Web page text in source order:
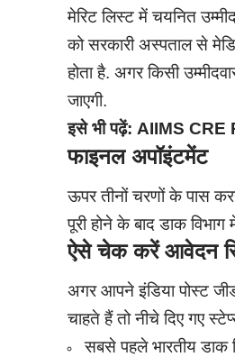
मेरिट लिस्ट में चयनित
को सरकारी अस्पताल से
होता है. अगर किसी
जाएगी.
इसे भी पढ़ें:AIIMS CRE
फाइनल अपॉइंटमेंट
ऊपर तीनों चरणों के पास
पूरी होने के बाद डाक विभाग
ऐसे चेक करें आवेदन
अगर आपने इंडिया पोस्ट
चाहते हैं तो नीचे दिए गए
सबसे पहले भारतीय